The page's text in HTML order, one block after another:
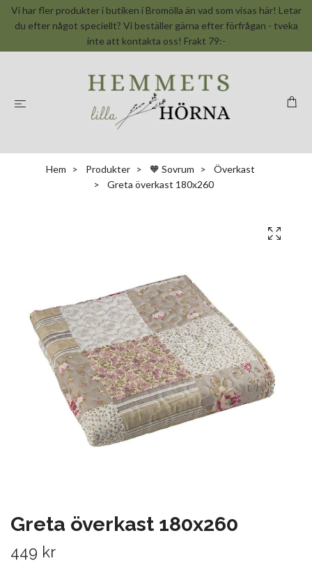
Vi har fler produkter i butiken i Bromölla än vad som visas här! Letar
du efter något speciellt? Vi beställer gärna efter förfrågan - tveka
inte att kontakta oss! Frakt 79:-
Hem Produkter 🧡 Sovrum
Överkast
Greta överkast 180x260
Greta överkast 180x260
449 kr